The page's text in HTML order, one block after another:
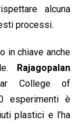
alcuna
processi.
in chiave anche
Rajagopalan
College of
esperimenti è
plastici e l’ha